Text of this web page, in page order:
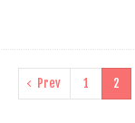
Prev 1 2